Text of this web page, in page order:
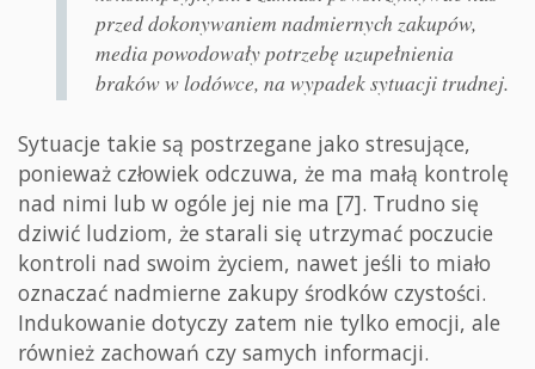
przed dokonywaniem nadmiernych zakupów,
media powodowały potrzebę uzupełnienia
braków w lodówce, na wypadek sytuacji trudnej.
Sytuacje takie są postrzegane jako stresujące,
ponieważ człowiek odczuwa, że ma małą kontrolę
nad nimi lub w ogóle jej nie ma [7]. Trudno się
dziwić ludziom, że starali się utrzymać poczucie
kontroli nad swoim życiem, nawet jeśli to miało
oznaczać nadmierne zakupy środków czystości.
Indukowanie dotyczy zatem nie tylko emocji, ale
również zachowań czy samych informacji.